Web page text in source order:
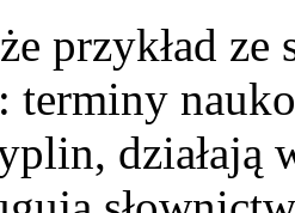
przykład
terminy
działają